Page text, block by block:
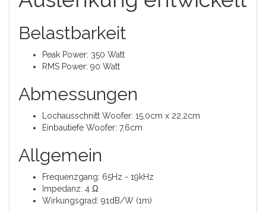
Belastbarkeit
Peak Power: 350 Watt
RMS Power: 90 Watt
Abmessungen
Lochausschnitt Woofer: 15,0cm x 22,2cm
Einbautiefe Woofer: 7,6cm
Allgemein
Frequenzgang: 65Hz - 19kHz
Impedanz: 4 Ω
Wirkungsgrad: 91dB/W (1m)